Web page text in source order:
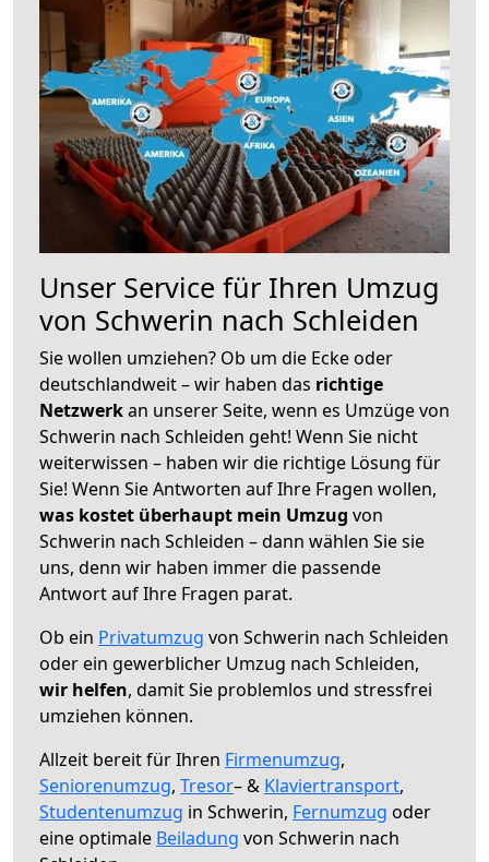
Unser Service für Ihren Umzug
von Schwerin nach Schleiden
Sie wollen umziehen? Ob um die Ecke oder
deutschlandweit – wir haben das richtige
Netzwerkan unserer Seite, wenn es Umzüge von
Schwerin nach Schleiden geht! Wenn Sie nicht
weiterwissen – haben wir die richtige Lösung für
Sie! Wenn Sie Antworten auf Ihre Fragen wollen,
was kostet überhaupt mein Umzug von
Schwerin nach Schleiden – dann wählen Sie sie
uns, denn wir haben immer die passende
Antwort auf Ihre Fragen parat.
Ob ein Privatumzug von Schwerin nach Schleiden
oder ein gewerblicher Umzug nach Schleiden,
wir helfen, damit Sie problemlos und stressfrei
umziehen können.
Allzeit bereit für Ihren Firmenumzug,
Seniorenumzug, Tresor– & Klaviertransport,
Studentenumzug in Schwerin, Fernumzug oder
eine optimale Beiladung von Schwerin nach